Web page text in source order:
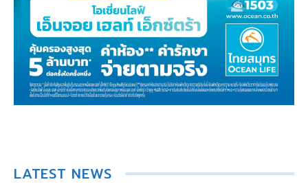
LATEST NEWS